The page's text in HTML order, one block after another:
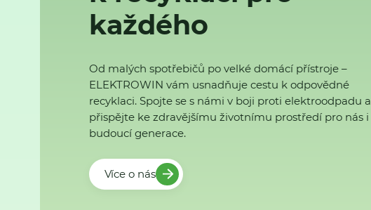
každého
Od malých spotřebičů po velké domácí přístroje –
ELEKTROWIN vám usnadňuje cestu k odpovědné
recyklaci. Spojte se s námi v boji proti elektroodpadu a
přispějte ke zdravějšímu životnímu prostředí pro nás i
budoucí generace.
Více o nás